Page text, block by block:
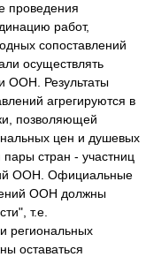
проведения
работ,
сопоставлений
осуществлять
ООН. Результаты
агрегируются в
позволяющей
цен и душевых
стран - участниц
ООН. Официальные
ООН должны
т.е.
региональных
оставаться